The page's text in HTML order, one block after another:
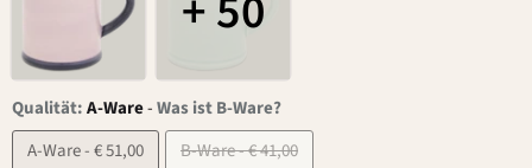
Qualität:A-Ware-Was ist B-Ware?
A-Ware - € 51,00
B-Ware - € 41,00